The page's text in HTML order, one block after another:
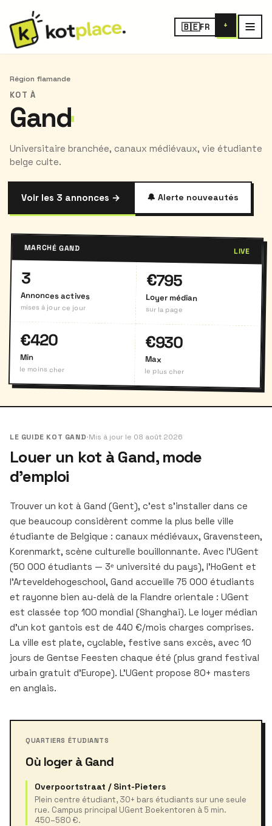
🇧🇪FR +
Région flamande
KOT À
Gand
Universitaire branchée, canaux médiévaux, vie étudiante
belge culte.
Voir les 3 annonces → 🔔 Alerte nouveautés
MARCHÉ GAND LIVE
3
Annonces actives
mises à jour ce jour
€795
Loyer médian
sur la page
€420
Min
le moins cher
€930
Max
le plus cher
LE GUIDE KOT GAND·Mis à jour le 08 août 2026
Louer un kot à Gand, mode
d'emploi
Trouver un kot à Gand (Gent), c'est s'installer dans ce
que beaucoup considèrent comme la plus belle ville
étudiante de Belgique : canaux médiévaux, Gravensteen,
Korenmarkt, scène culturelle bouillonnante. Avec l'UGent
(50 000 étudiants — 3ᵉ université du pays), l'HoGent et
l'Arteveldehogeschool, Gand accueille 75 000 étudiants
et rayonne bien au-delà de la Flandre orientale : UGent
est classée top 100 mondial (Shanghai). Le loyer médian
d'un kot gantois est de 440 €/mois charges comprises.
La ville est plate, cyclable, festive sans excès, avec 10
jours de Gentse Feesten chaque été (plus grand festival
urbain gratuit d'Europe). L'UGent propose 80+ masters
en anglais.
QUARTIERS ÉTUDIANTS
Où loger à Gand
Overpoortstraat / Sint-Pieters
Plein centre étudiant, 30+ bars étudiants sur une seule
rue. Campus principal UGent Boekentoren à 5 min.
450–580 €.